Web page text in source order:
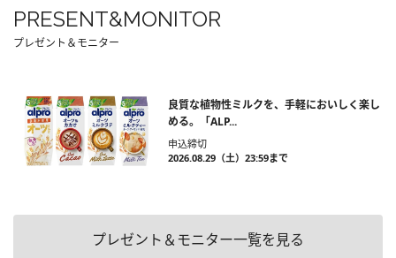
PRESENT&MONITOR
プレゼント＆モニター
良質な植物性ミルクを、手軽においしく楽し
める。「ALP...
申込締切
2026.08.29（土）23:59まで
プレゼント＆モニター一覧を見る